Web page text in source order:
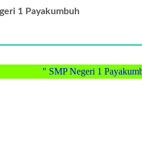
1 Payakumbuh
" SMP Negeri 1 Payakumbuh